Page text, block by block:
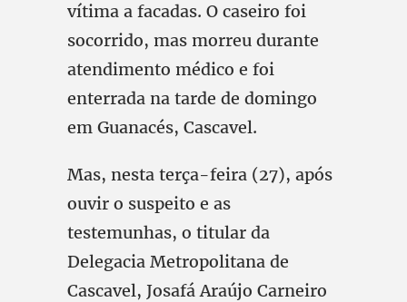
vítima a facadas. O caseiro foi
socorrido, mas morreu durante
atendimento médico e foi
enterrada na tarde de domingo
em Guanacés, Cascavel.
Mas, nesta terça-feira (27), após
ouvir o suspeito e as
testemunhas, o titular da
Delegacia Metropolitana de
Cascavel, Josafá Araújo Carneiro